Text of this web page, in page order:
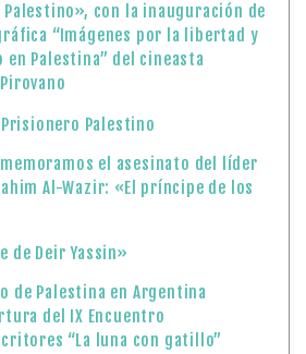
con la inauguración de
“Imágenes por la libertad y
Palestina” del cineasta
Palestino
el asesinato del líder
Al-Wazir: «El príncipe de los
de Deir Yassin»
de Palestina en Argentina
del IX Encuentro
“La luna con gatillo”